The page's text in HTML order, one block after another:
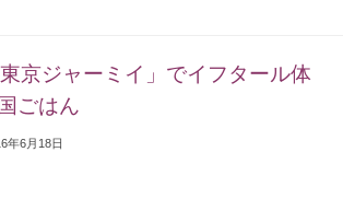
京ジャーミイ」でイフタール体
ごはん
年6月18日